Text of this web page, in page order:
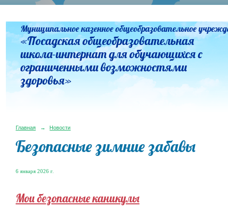
Муниципальное казенное общеобразовательное
«Посадская общеобразовательная
школа-интернат для обучающихся с
ограниченными возможностями
здоровья»
Главная → Новости
Безопасные зимние забавы
6 января 2026 г.
Мои безопасные каникулы